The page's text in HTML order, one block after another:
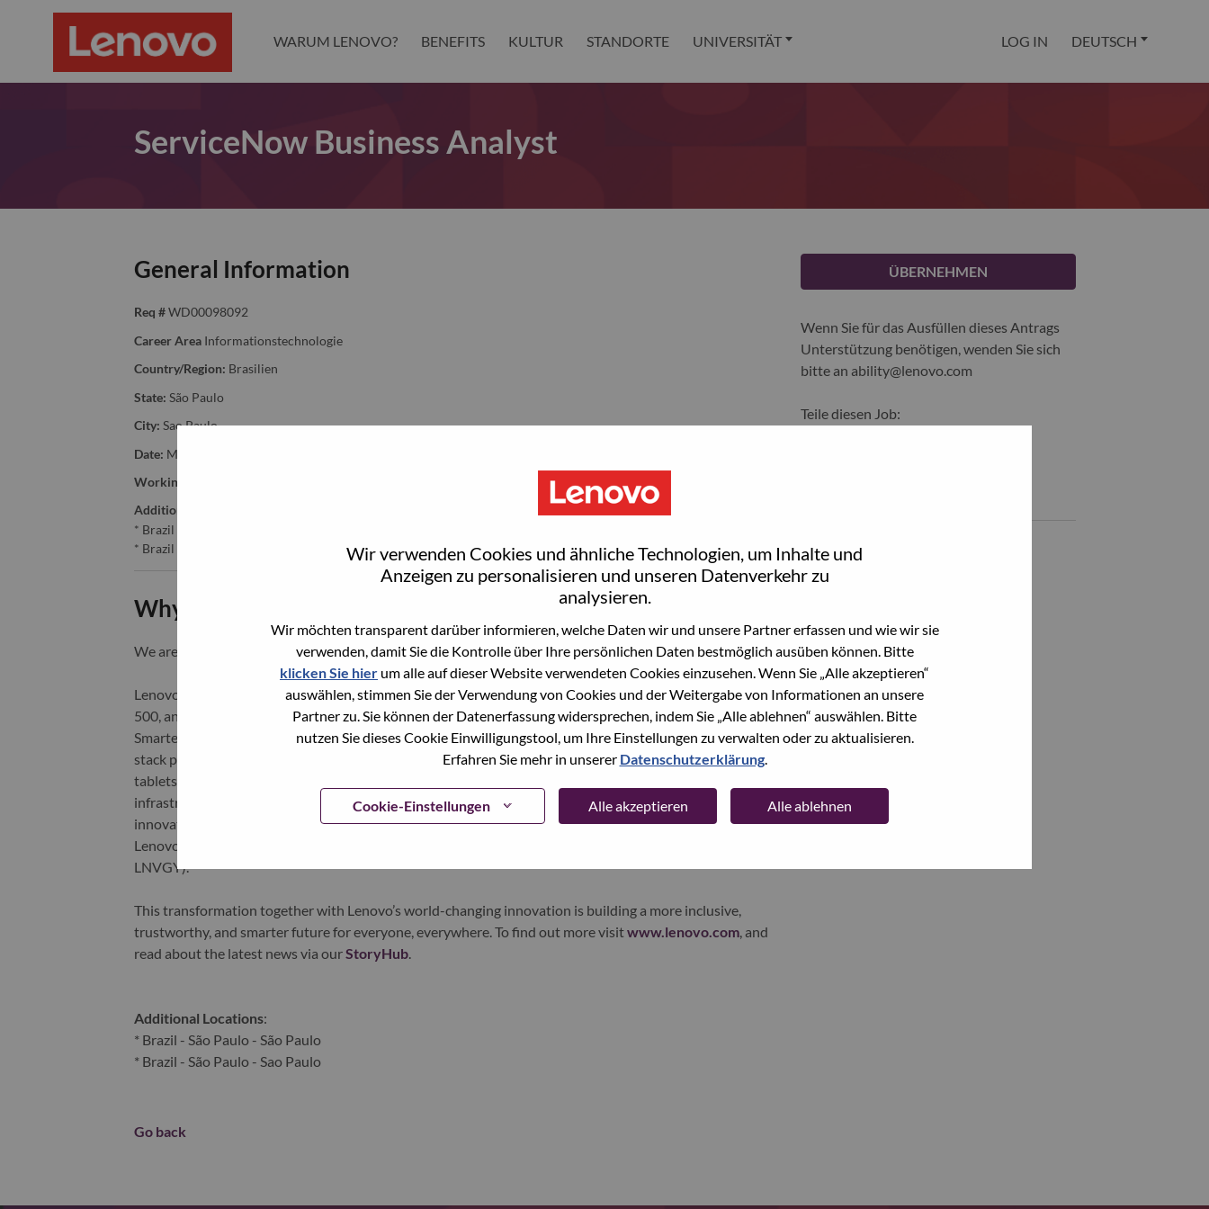
Wir verwenden Cookies und ähnliche Technologien, um Inhalte und
Anzeigen zu personalisieren und unseren Datenverkehr zu
analysieren.
Wir möchten transparent darüber informieren, welche Daten wir und unsere Partner erfassen und wie wir sie
verwenden, damit Sie die Kontrolle über Ihre persönlichen Daten bestmöglich ausüben können. Bitte
klicken Sie hier um alle auf dieser Website verwendeten Cookies einzusehen. Wenn Sie „Alle akzeptieren“
auswählen, stimmen Sie der Verwendung von Cookies und der Weitergabe von Informationen an unsere
Partner zu. Sie können der Datenerfassung widersprechen, indem Sie „Alle ablehnen“ auswählen. Bitte
nutzen Sie dieses Cookie Einwilligungstool, um Ihre Einstellungen zu verwalten oder zu aktualisieren.
Erfahren Sie mehr in unserer Datenschutzerklärung.
Cookie-Einstellungen Alle akzeptieren Alle ablehnen
WARUM LENOVO? BENEFITS KULTUR STANDORTE UNIVERSITÄT LOG IN DEUTSCH
ServiceNow Business Analyst
General Information
Req # WD00098092
Career Area Informationstechnologie
Country/Region: Brasilien
State: São Paulo
City: Sao Paulo
Date: Mittwoch, Mai 27, 2026
Working Time:
Additional Locations
* Brazil - São Paulo - São Paulo
* Brazil - São Paulo - Sao Paulo
Why Work at Lenovo
We are Lenovo. We do what we say. We own what we do. We WOW our customers.
Lenovo is a US$83 billion revenue global technology powerhouse, ranked #196 in the Fortune Global
500, and serving millions of customers every day in 180 markets. Focused on a bold vision to deliver
Smarter Technology for All, Lenovo has built on its success as the world’s largest PC company with a full-
stack portfolio of AI-enabled, AI-ready, and AI-optimized devices (PCs, workstations, smartphones,
tablets), infrastructure (server, storage, edge, high performance computing and software defined
infrastructure), software, solutions, and services. Lenovo’s continued investment in world-changing
innovation is building a more equitable, trustworthy, and smarter future for everyone, everywhere.
Lenovo is listed on the Hong Kong stock exchange under Lenovo Group Limited (HKSE: 992) (ADR:
LNVGY).
This transformation together with Lenovo’s world-changing innovation is building a more inclusive,
trustworthy, and smarter future for everyone, everywhere. To find out more visitwww.lenovo.com, and
read about the latest news via ourStoryHub.
Additional Locations:
* Brazil - São Paulo - São Paulo
* Brazil - São Paulo - Sao Paulo
Go back
ÜBERNEHMEN
Wenn Sie für das Ausfüllen dieses Antrags
Unterstützung benötigen, wenden Sie sich
bitte an ability@lenovo.com
Teile diesen Job:
Analista de Suporte em Campo III
Sao Paulo, São Paulo, Brasilien,
Sao Paulo, São Paulo, Brasilien,
Service Desk Team Leader
Sao Paulo, São Paulo, Brasilien,
ServiceNow Solution Architect
Sao Paulo, São Paulo, Brasilien,
Alle anzeigen